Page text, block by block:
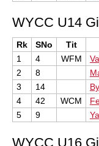
WYCC U14
Rk SNo Tit
1
4 WFM
2
8
3
14
4
42 WCM
5
9
WYCC U16